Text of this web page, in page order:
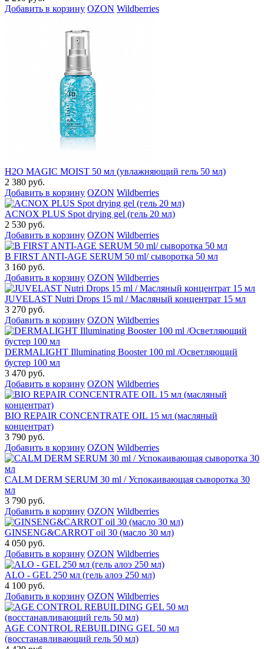
Добавить в корзину OZON Wildberries
H2O MAGIC MOIST 50 мл (увлажняющий гель 50 мл)
2 380 руб.
Добавить в корзину OZON Wildberries
ACNOX PLUS Spot drying gel (гель 20 мл)
2 530 руб.
Добавить в корзину OZON Wildberries
B FIRST ANTI-AGE SERUM 50 ml/ сыворотка 50 мл
3 160 руб.
Добавить в корзину OZON Wildberries
JUVELAST Nutri Drops 15 ml / Масляный концентрат 15 мл
3 270 руб.
Добавить в корзину OZON Wildberries
DERMALIGHT Illuminating Booster 100 ml /Осветляющий
бустер 100 мл
3 470 руб.
Добавить в корзину OZON Wildberries
BIO REPAIR CONCENTRATE OIL 15 мл (масляный
концентрат)
3 790 руб.
Добавить в корзину OZON Wildberries
CALM DERM SERUM 30 ml / Успокаивающая сыворотка 30
мл
3 790 руб.
Добавить в корзину OZON Wildberries
GINSENG&CARROT oil 30 (масло 30 мл)
4 050 руб.
Добавить в корзину OZON Wildberries
ALO - GEL 250 мл (гель алоэ 250 мл)
4 100 руб.
Добавить в корзину OZON Wildberries
AGE CONTROL REBUILDING GEL 50 мл
(восстанавливающий гель 50 мл)